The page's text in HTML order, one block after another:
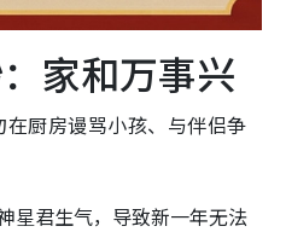
家和万事兴
厨房谩骂小孩、与伴侣争
星君生气，导致新一年无法